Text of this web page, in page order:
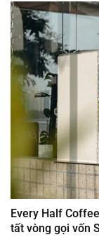
Every Half
tất vòng gọi vốn